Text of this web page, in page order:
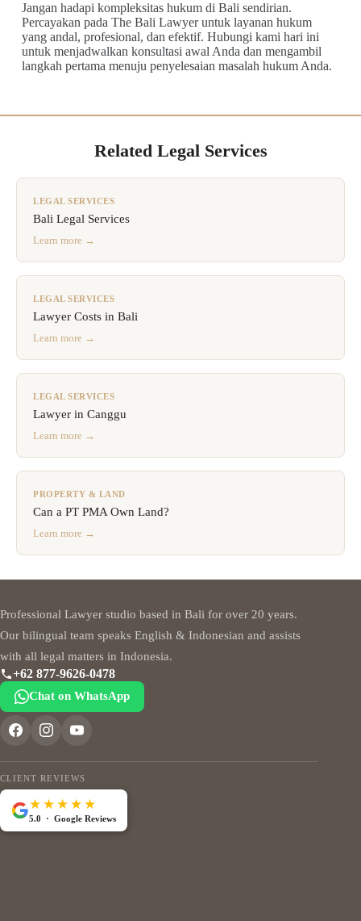
Jangan hadapi kompleksitas hukum di Bali sendirian.
Percayakan pada The Bali Lawyer untuk layanan hukum
yang andal, profesional, dan efektif. Hubungi kami hari ini
untuk menjadwalkan konsultasi awal Anda dan mengambil
langkah pertama menuju penyelesaian masalah hukum Anda.
Related Legal Services
LEGAL SERVICES
Bali Legal Services
Learn more →
LEGAL SERVICES
Lawyer Costs in Bali
Learn more →
LEGAL SERVICES
Lawyer in Canggu
Learn more →
PROPERTY & LAND
Can a PT PMA Own Land?
Learn more →
Professional Lawyer studio based in Bali for over 20 years.
Our bilingual team speaks English & Indonesian and assists
with all legal matters in Indonesia.
+62 877-9626-0478
Chat on WhatsApp
CLIENT REVIEWS
★★★★★
5.0 · Google Reviews